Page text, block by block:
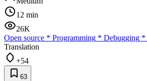
12 min
26K
Open source * Programming * Debugging *
Translation
+54
63